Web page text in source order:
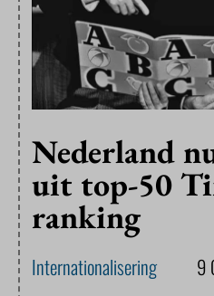
Nederland
uit top-50
ranking
Internationalisering 9